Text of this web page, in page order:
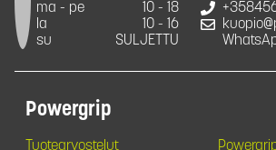
ma - pe
10 - 18
la
10 - 16
su
SULJETTU
Powergrip
Tuotearvostelut